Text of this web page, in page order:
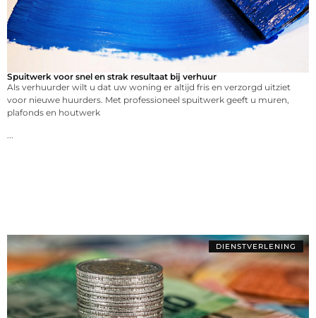
Spuitwerk voor snel en strak resultaat bij verhuur
Als verhuurder wilt u dat uw woning er altijd fris en verzorgd uitziet
voor nieuwe huurders. Met professioneel spuitwerk geeft u muren,
plafonds en houtwerk
...
DIENSTVERLENING